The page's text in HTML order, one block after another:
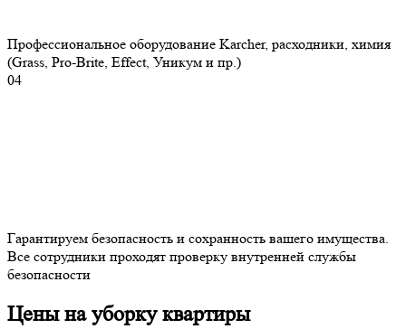
Профессиональное оборудование Karcher, расходники, химия
(Grass, Pro-Brite, Effect, Уникум и пр.)
04
Гарантируем безопасность и сохранность вашего имущества.
Все сотрудники проходят проверку внутренней службы
безопасности
Цены на уборку квартиры